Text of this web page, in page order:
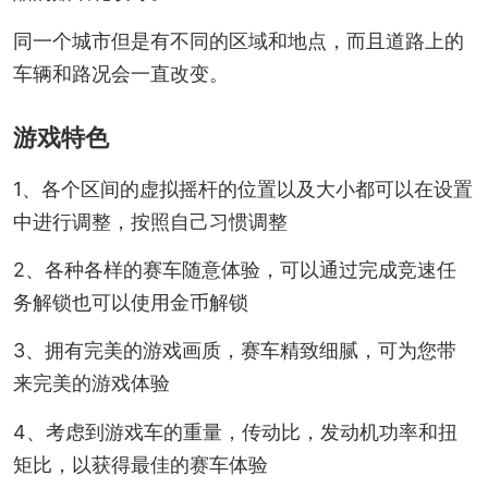
同一个城市但是有不同的区域和地点，而且道路上的
车辆和路况会一直改变。
游戏特色
1、各个区间的虚拟摇杆的位置以及大小都可以在设置
中进行调整，按照自己习惯调整
2、各种各样的赛车随意体验，可以通过完成竞速任
务解锁也可以使用金币解锁
3、拥有完美的游戏画质，赛车精致细腻，可为您带
来完美的游戏体验
4、考虑到游戏车的重量，传动比，发动机功率和扭
矩比，以获得最佳的赛车体验